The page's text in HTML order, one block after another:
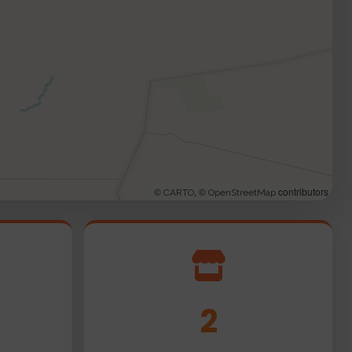
© CARTO , © OpenStreetMap contributors
2